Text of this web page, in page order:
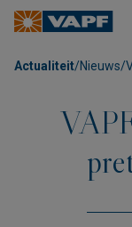
Actualiteit/Nieuws/